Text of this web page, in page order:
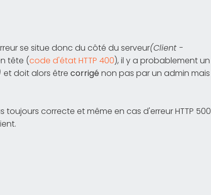
se situe donc du côté du serveur(Client -
tête (code d'état HTTP 400), il y a probablement un
et doit alors être corrigénon pas par un admin mais
correcte et même en cas d'erreur HTTP 500